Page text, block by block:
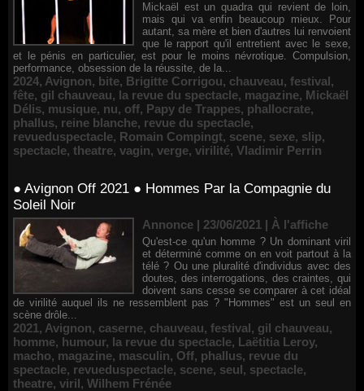
Mickaël est un quadra qui revient de loin,
mais qui va enfin beaucoup mieux. Pour
autant, sa mère et bien d'autres lui renvoient
que le rapport qu'il entretient avec le sexe,
et le pénis en particulier, est pour le moins névrotique. Compulsion,
performance, obsession de la réussite, de la...
2024, Avignon, bite, Brigitte Corrigou, chauveau, festival,
fête, gil chauveau, la revue du spectacle, magazine, Mickaël
Délis, musique, nu, off, Papy de Trappes, phallocrate,
phallus, reine blanche, revue du spectacle,
revueduspectacle, Romain Compingt, scene, sexe, slip,
spectacle, theatre, vagin, verge, virilité, Vladimir Perrin
● Avignon Off 2021 ● Hommes Par la Compagnie du
Soleil Noir
Annonce | 23/06/2021 | À l'affiche
Qu'est-ce qu'un homme ? Un dominant viril
et déterminé comme on en voit partout à la
télé ? Ou une pluralité d'individus avec des
doutes, des interrogations, des craintes, qui
doivent sans cesse se comparer à cet idéal
de virilité auquel ils ne ressemblent pas ? "Hommes" est un seul en
scène drôle...
2021, Avignon, caserne, chauveau, festival, gil chauveau,
homme, humour, la revue du spectacle, Laëtitia Leroy,
macho, magazine, masculin, Off, phallus, revue du
spectacle, revueduspectacle, scene, seul, spectacle,
theatre, viril, Wilhem Frénée